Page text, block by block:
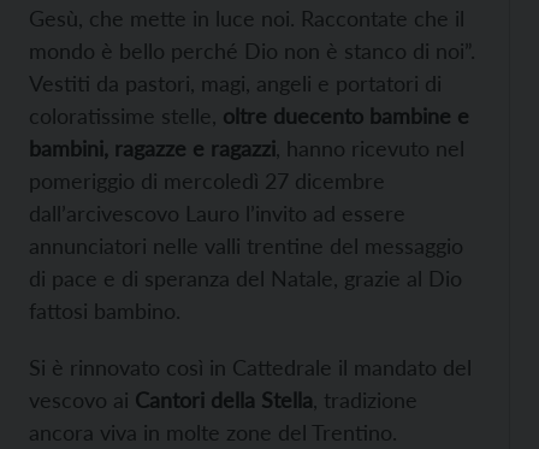
Gesù, che mette in luce noi. Raccontate che il
mondo è bello perché Dio non è stanco di noi”.
Vestiti da pastori, magi, angeli e portatori di
coloratissime stelle, oltre duecento bambine e
bambini, ragazze e ragazzi , hanno ricevuto nel
pomeriggio di mercoledì 27 dicembre
dall’arcivescovo Lauro l’invito ad essere
annunciatori nelle valli trentine del messaggio
di pace e di speranza del Natale, grazie al Dio
fattosi bambino.
Si è rinnovato così in Cattedrale il mandato del
vescovo ai Cantori della Stella , tradizione
ancora viva in molte zone del Trentino.